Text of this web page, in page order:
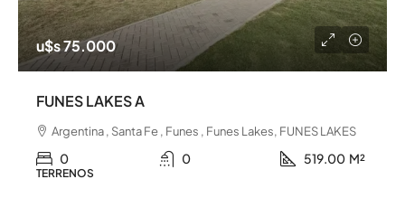
u$s 75.000
FUNES LAKES A
Argentina , Santa Fe , Funes , Funes Lakes, FUNES LAKES
0 0 519.00 M²
TERRENOS